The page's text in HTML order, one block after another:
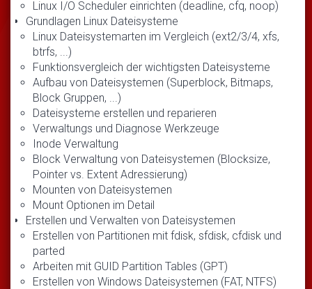
Linux I/O Scheduler einrichten (deadline, cfq, noop)
Grundlagen Linux Dateisysteme
Linux Dateisystemarten im Vergleich (ext2/3/4, xfs,
btrfs, ...)
Funktionsvergleich der wichtigsten Dateisysteme
Aufbau von Dateisystemen (Superblock, Bitmaps,
Block Gruppen, ...)
Dateisysteme erstellen und reparieren
Verwaltungs und Diagnose Werkzeuge
Inode Verwaltung
Block Verwaltung von Dateisystemen (Blocksize,
Pointer vs. Extent Adressierung)
Mounten von Dateisystemen
Mount Optionen im Detail
Erstellen und Verwalten von Dateisystemen
Erstellen von Partitionen mit fdisk, sfdisk, cfdisk und
parted
Arbeiten mit GUID Partition Tables (GPT)
Erstellen von Windows Dateisystemen (FAT, NTFS)